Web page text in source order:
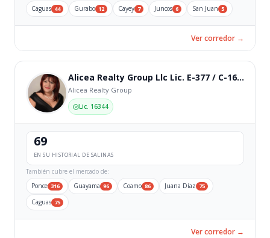
Caguas 44 Gurabo 12 Cayey 7 Juncos 6 San Juan 5
Ver corredor →
Alicea Realty Group Llc Lic. E-377 / C-16344
Alicea Realty Group
Lic. 16344
69
EN SU HISTORIAL DE SALINAS
También cubre el mercado de:
Ponce 316 Guayama 96 Coamo 86 Juana Díaz 75
Caguas 75
Ver corredor →